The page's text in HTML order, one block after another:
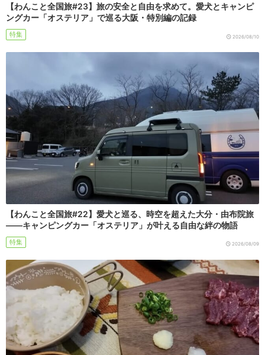
【わんこと全国旅#23】旅の安全と自由を求めて。愛犬とキャンピ
ングカー「オステリア」で巡る大阪・特別編の記録
特集 2026/08/10
【わんこと全国旅#22】愛犬と巡る、時空を超えた大分・由布院旅
――キャンピングカー「オステリア」が叶える自由な絆の物語
特集 2026/08/09